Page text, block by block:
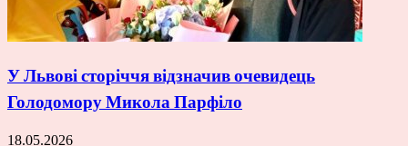
У Львові сторіччя відзначив очевидець
Голодомору Микола Парфіло
18.05.2026